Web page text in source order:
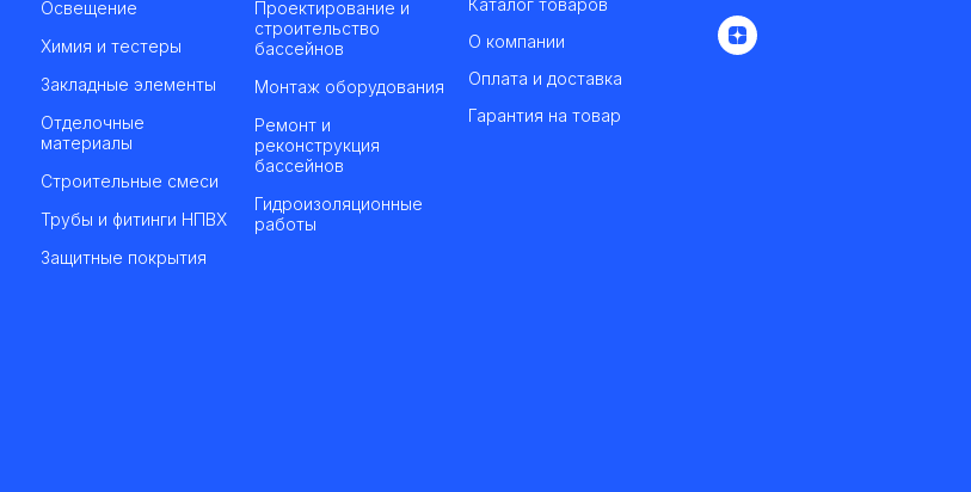
Освещение
Химия и тестеры
Закладные элементы
Отделочные
материалы
Строительные смеси
Трубы и фитинги НПВХ
Защитные покрытия
Проектирование и
строительство
бассейнов
Монтаж оборудования
Ремонт и
реконструкция
бассейнов
Гидроизоляционные
работы
Каталог товаров
О компании
Оплата и доставка
Гарантия на товар